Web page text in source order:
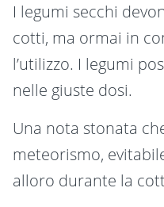
I legumi secchi
cotti, ma ormai in
l’utilizzo. I legumi
nelle giuste dosi.
Una nota stonata
meteorismo,
alloro durante la